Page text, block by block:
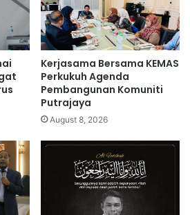
Kerjasama Bersama KEMAS
Perkukuh Agenda
Pembangunan Komuniti
Putrajaya
August 8, 2026